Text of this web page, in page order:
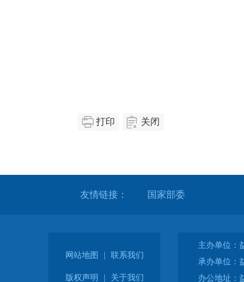
打印 关闭
友情链接：
网站地图 联系我们
版权声明 关于我们
主办单位：
承办单位：
办公地址：